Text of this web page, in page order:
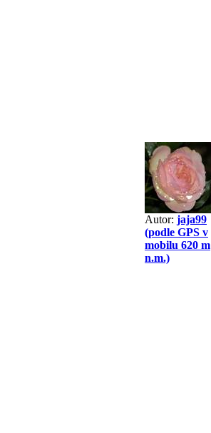
Autor: jaja99
(podle GPS v
mobilu 620 m
n.m.)